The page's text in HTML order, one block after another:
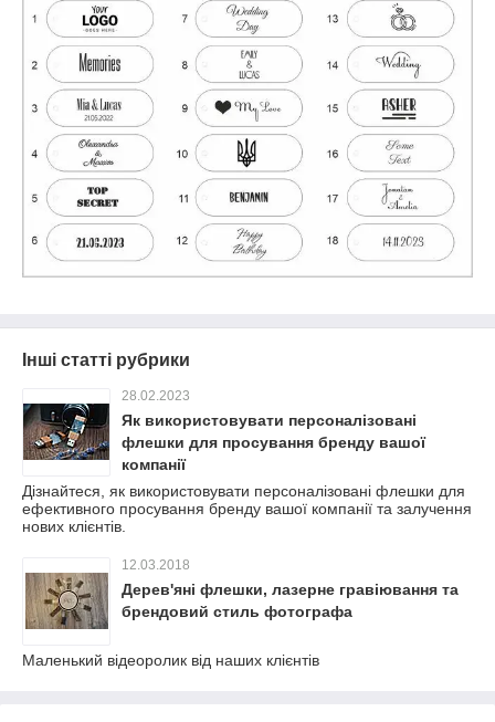
Інші статті рубрики
28.02.2023
Як використовувати персоналізовані
флешки для просування бренду вашої
компанії
Дізнайтеся, як використовувати персоналізовані флешки для
ефективного просування бренду вашої компанії та залучення
нових клієнтів.
12.03.2018
Дерев'яні флешки, лазерне гравіювання та
брендовий стиль фотографа
Маленький відеоролик від наших клієнтів